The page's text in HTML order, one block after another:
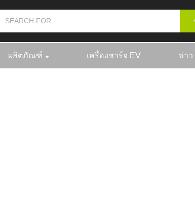
ผลิตภัณฑ์ เครื่องชาร์จ EV ข่าว